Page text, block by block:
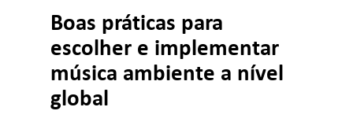
Boas práticas para
escolher e implementar
música ambiente a nível
global